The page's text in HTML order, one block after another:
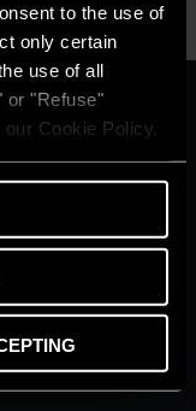
to the use of
only certain
use of all
or "Refuse"
Cookie Policy.